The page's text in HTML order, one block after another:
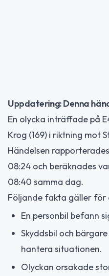
Uppdatering: Denna
En olycka inträffade på
Krog (169) i riktning mot
Händelsen
08:24 och beräknades
08:40 samma dag.
Följande fakta gäller för
En personbil befann
Skyddsbil och
hantera situationen.
Olyckan orsakade